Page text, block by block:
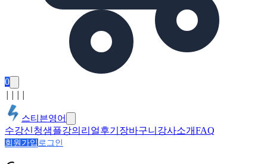
0
스티븐영어
수강신청샘플강의 리얼후기 장바구니 강사소개FAQ
회원가입 로그인